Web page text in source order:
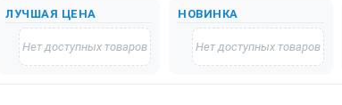
ЛУЧШАЯ ЦЕНА
Нет доступных товаров
НОВИНКА
Нет доступных товаров